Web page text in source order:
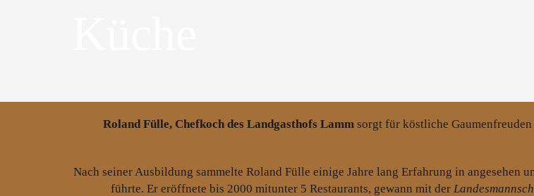
Roland Fülle, Chefkoch des Landgasthofs Lamm sorgt für köstliche
Nach seiner Ausbildung sammelte Roland Fülle einige Jahre lang Erfahrung in angesehen
führte. Er eröffnete bis 2000 mitunter 5 Restaurants, gewann mit der